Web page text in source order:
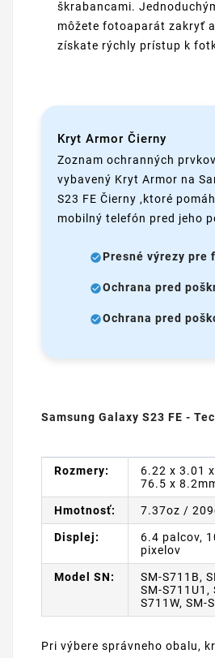
škrabancami.
môžete fotoaparát zakryť
získate rýchly prístup k
Kryt Armor Čierny
Zoznam ochranných
vybavený Kryt Armor na
S23 FE Čierny ,ktoré
mobilný telefón pred jeho
Presné výrezy pre
Ochrana pred
Ochrana pred
Samsung Galaxy S23 FE -
Rozmery:
6.22 x 3.01
76.5 x
Hmotnosť: 7.37oz /
Displej:
6.4 palcov,
pixelov
Model SN:
SM-S711B,
SM-S711U1,
S711W, SM-
Pri výbere správneho obalu,